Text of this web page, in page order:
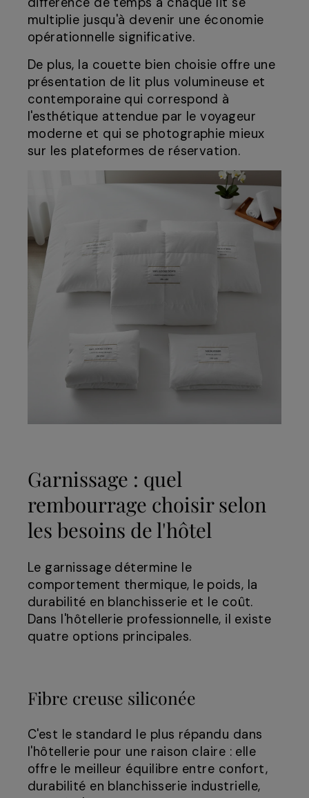
multiplie jusqu'à devenir une économie
opérationnelle significative.
De plus, la couette bien choisie offre une
présentation de lit plus volumineuse et
contemporaine qui correspond à
l'esthétique attendue par le voyageur
moderne et qui se photographie mieux
sur les plateformes de réservation.
Garnissage : quel
rembourrage choisir selon
les besoins de l'hôtel
Le garnissage détermine le
comportement thermique, le poids, la
durabilité en blanchisserie et le coût.
Dans l'hôtellerie professionnelle, il existe
quatre options principales.
Fibre creuse siliconée
C'est le standard le plus répandu dans
l'hôtellerie pour une raison claire : elle
offre le meilleur équilibre entre confort,
durabilité en blanchisserie industrielle,